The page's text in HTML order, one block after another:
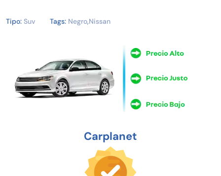
Tipo: Suv Tags: Negro,Nissan
Carplanet